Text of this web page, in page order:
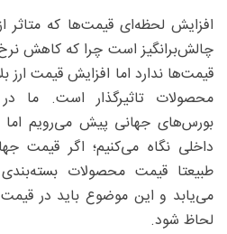
افزایش لحظه‌ای قیمت‌ها که متاثر
چالش‌برانگیز است چرا که کاهش
قیمت‌ها ندارد اما افزایش قیمت ارز
محصولات تاثیرگذار است. ما
بورس‌های جهانی پیش می‌رویم اما
داخلی نگاه می‌کنیم؛ اگر قیمت
طبیعتا قیمت محصولات
می‌یابد و این موضوع باید در
لحاظ شود.